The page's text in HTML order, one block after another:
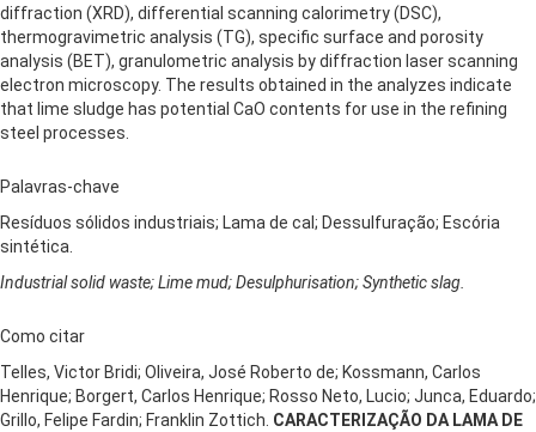
diffraction (XRD), differential scanning calorimetry (DSC),
thermogravimetric analysis (TG), specific surface and porosity
analysis (BET), granulometric analysis by diffraction laser scanning
electron microscopy. The results obtained in the analyzes indicate
that lime sludge has potential CaO contents for use in the refining
steel processes.
Palavras-chave
Resíduos sólidos industriais; Lama de cal; Dessulfuração; Escória
sintética.
Industrial solid waste; Lime mud; Desulphurisation; Synthetic slag.
Como citar
Telles, Victor Bridi; Oliveira, José Roberto de; Kossmann, Carlos
Henrique; Borgert, Carlos Henrique; Rosso Neto, Lucio; Junca, Eduardo;
Grillo, Felipe Fardin; Franklin Zottich. CARACTERIZAÇÃO DA LAMA DE